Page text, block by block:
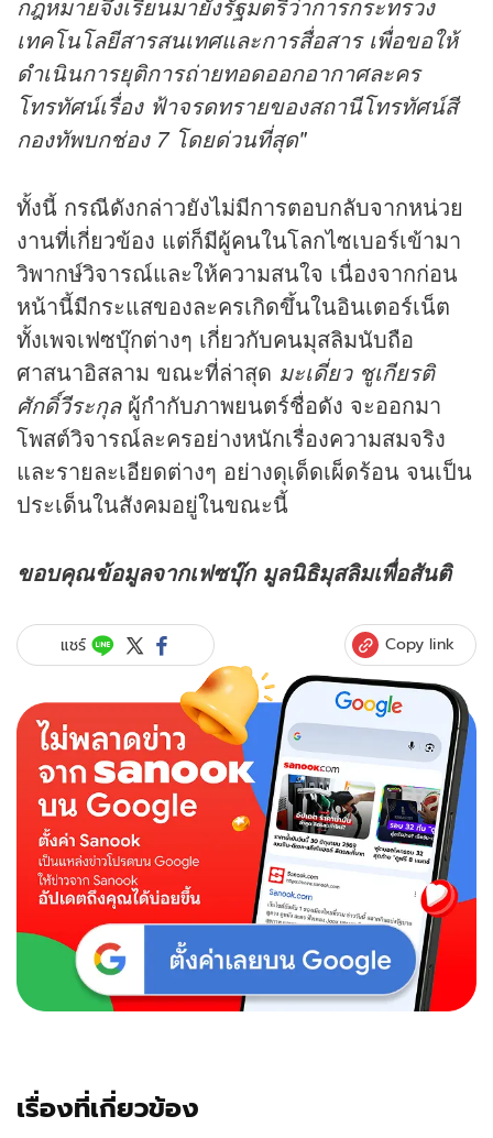
เทคโนโลยีสารสนเทศและการสื่อสาร เพื่อขอให้
ดำเนินการยุติการถ่ายทอดออกอากาศละคร
โทรทัศน์เรื่อง ฟ้าจรดทรายของสถานีโทรทัศน์สี
กองทัพบกช่อง 7 โดยด่วนที่สุด"
ทั้งนี้ กรณีดังกล่าวยังไม่มีการตอบกลับจากหน่วย
งานที่เกี่ยวข้อง แต่ก็มีผู้คนในโลกไซเบอร์เข้ามา
วิพากษ์วิจารณ์และให้ความสนใจ เนื่องจากก่อน
หน้านี้มีกระแสของละครเกิดขึ้นในอินเตอร์เน็ต
ทั้งเพจเฟซบุ๊กต่างๆ เกี่ยวกับคนมุสลิมนับถือ
ศาสนาอิสลาม ขณะที่ล่าสุด มะเดี่ยว ชูเกียรติ
ศักดิ์วีระกุลผู้กำกับภาพยนตร์ชื่อดัง จะออกมา
โพสต์วิจารณ์ละครอย่างหนักเรื่องความสมจริง
และรายละเอียดต่างๆ อย่างดุเด็ดเผ็ดร้อน จนเป็น
ประเด็นในสังคมอยู่ในขณะนี้
ขอบคุณข้อมูลจากเฟซบุ๊ก มูลนิธิมุสลิมเพื่อสันติ
แชร์ Copy link
เรื่องที่เกี่ยวข้อง